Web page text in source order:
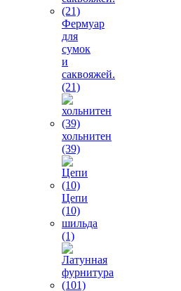
Фермуар
для
сумок
и
саквояжей.
(21)
хольнитен
(39)
Цепи
(10)
шильда
(1)